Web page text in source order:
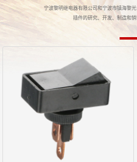
宁波黎明继电器有限公司和宁波市镇海黎
插件的研究、开发、制造和